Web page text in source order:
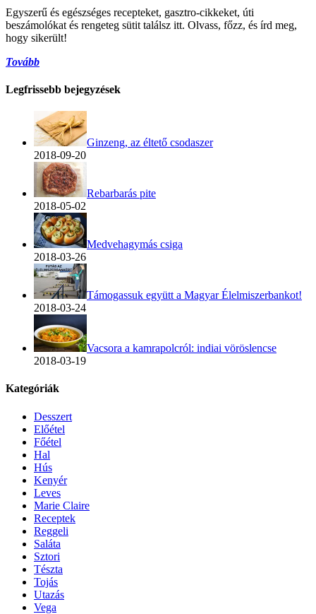
Egyszerű és egészséges recepteket, gasztro-cikkeket, úti
beszámolókat és rengeteg sütit találsz itt. Olvass, főzz, és írd meg,
hogy sikerült!
Tovább
Legfrissebb bejegyzések
Ginzeng, az éltető csodaszer
2018-09-20
Rebarbarás pite
2018-05-02
Medvehagymás csiga
2018-03-26
Támogassuk együtt a Magyar Élelmiszerbankot!
2018-03-24
Vacsora a kamrapolcról: indiai vöröslencse
2018-03-19
Kategóriák
Desszert
Előétel
Főétel
Hal
Hús
Kenyér
Leves
Marie Claire
Receptek
Reggeli
Saláta
Sztori
Tészta
Tojás
Utazás
Vega